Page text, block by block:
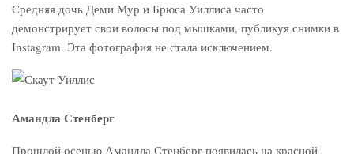
Средняя дочь Деми Мур и Брюса Уиллиса часто
демонстрирует свои волосы под мышками, публикуя снимки в
Instagram. Эта фотография не стала исключением.
Амандла Стенберг
Прошлой осенью Амандла Стенберг появилась на красной